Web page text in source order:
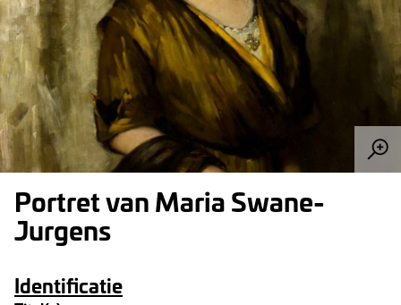
Portret van Maria Swane-
Jurgens
Identificatie